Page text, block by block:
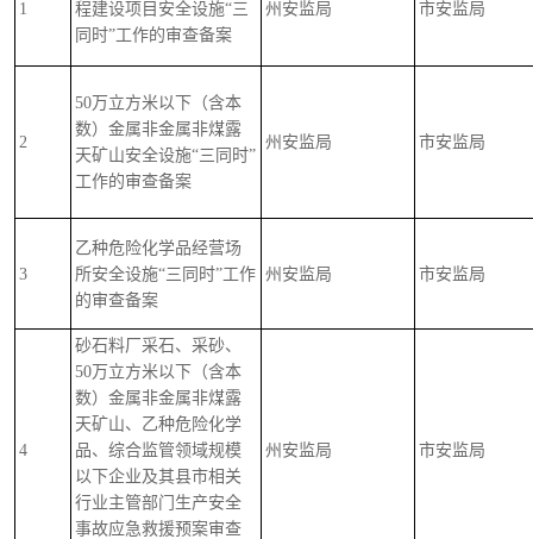
1
程建设项目安全设施“三
同时”工作的审查备案
州安监局 市安监局
2
50万立方米以下（含本
数）金属非金属非煤露
天矿山安全设施“三同时”
工作的审查备案
州安监局 市安监局
3
乙种危险化学品经营场
所安全设施“三同时”工作
的审查备案
州安监局 市安监局
4
砂石料厂采石、采砂、
50万立方米以下（含本
数）金属非金属非煤露
天矿山、乙种危险化学
品、综合监管领域规模
以下企业及其县市相关
行业主管部门生产安全
事故应急救援预案审查
州安监局 市安监局